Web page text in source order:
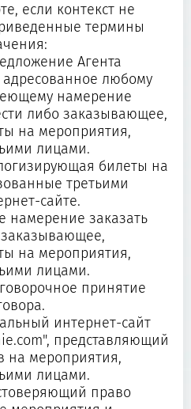
если контекст не
термины
Агента
любому
намерение
либо заказывающее,
на мероприятия,
лицами.
билеты на
третьими
сайте.
заказать
на мероприятия,
лицами.
принятие
интернет-сайт
представляющий
на мероприятия,
лицами.
право